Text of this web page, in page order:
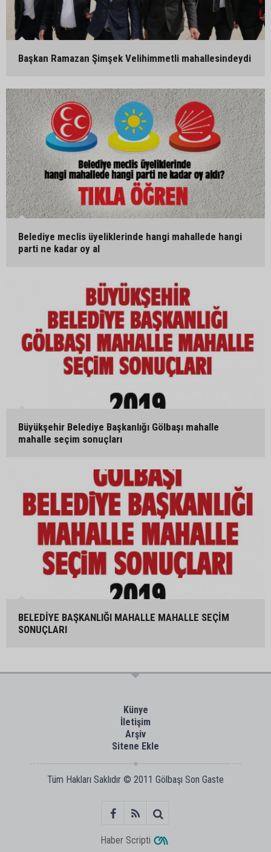
Başkan Ramazan Şimşek Velihimmetli mahallesindeydi
Belediye meclis üyeliklerinde hangi mahallede hangi
parti ne kadar oy al
Büyükşehir Belediye Başkanlığı Gölbaşı mahalle
mahalle seçim sonuçları
BELEDİYE BAŞKANLIĞI MAHALLE MAHALLE SEÇİM
SONUÇLARI
Künye
İletişim
Arşiv
Sitene Ekle
Tüm Hakları Saklıdır © 2011 Gölbaşı Son Gaste
Haber Scripti